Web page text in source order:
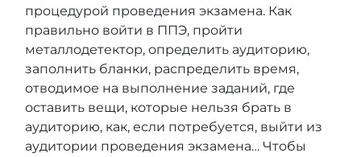
процедурой проведения экзамена. Как
правильно войти в ППЭ, пройти
металлодетектор, определить аудиторию,
заполнить бланки, распределить время,
отводимое на выполнение заданий, где
оставить вещи, которые нельзя брать в
аудиторию, как, если потребуется, выйти из
аудитории проведения экзамена… Чтобы